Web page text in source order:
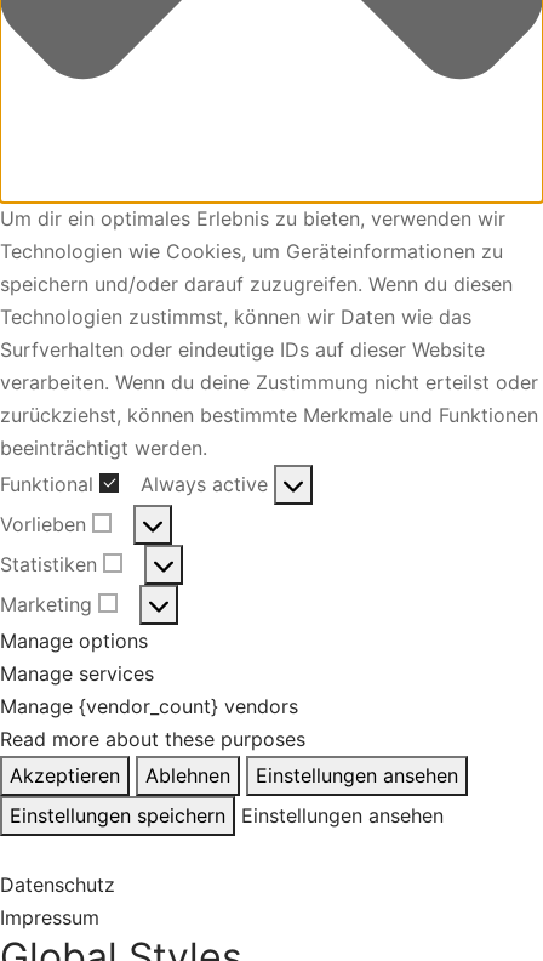
Um dir ein optimales Erlebnis zu bieten, verwenden wir
Technologien wie Cookies, um Geräteinformationen zu
speichern und/oder darauf zuzugreifen. Wenn du diesen
Technologien zustimmst, können wir Daten wie das
Surfverhalten oder eindeutige IDs auf dieser Website
verarbeiten. Wenn du deine Zustimmung nicht erteilst oder
zurückziehst, können bestimmte Merkmale und Funktionen
beeinträchtigt werden.
Funktional
Funktional
Always active
Vorlieben
Vorlieben
Statistiken
Statistiken
Marketing
Marketing
Manage options
Manage services
Manage {vendor_count} vendors
Read more about these purposes
Akzeptieren
Ablehnen
Einstellungen ansehen
Einstellungen speichern
Einstellungen ansehen
Datenschutz
Impressum